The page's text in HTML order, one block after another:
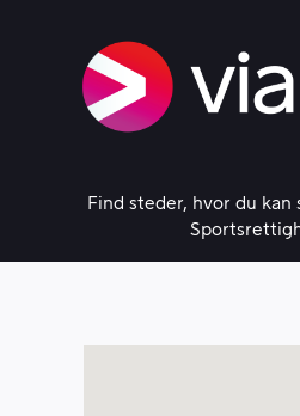
Find steder, hvor du kan